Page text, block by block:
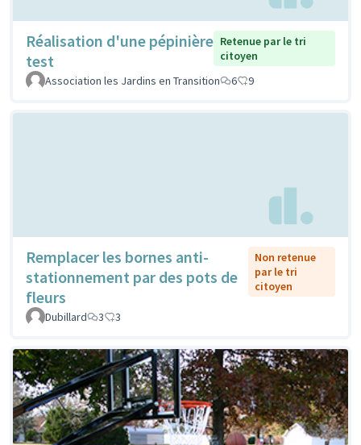
Réalisation d'une pépinière
test
Retenue par le tri
citoyen
Association les Jardins en Transition
6 9
Remplacer les bornes anti-
stationnement par des pots de
fleurs
Non retenue
par le tri
citoyen
Dubillard 3 3